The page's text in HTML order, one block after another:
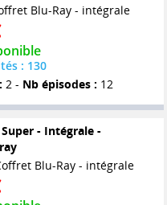
Blu-Ray - intégrale
: 130
2 - Nb épisodes : 12
- Intégrale -
Blu-Ray - intégrale